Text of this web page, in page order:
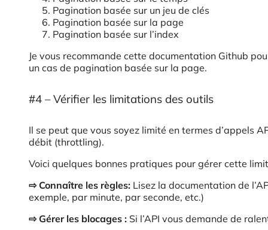
Pagination basée sur un jeu de clés
Pagination basée sur la page
Pagination basée sur l’index
Je vous recommande cette documentation Github
un cas de pagination basée sur la page.
#4 – Vérifier les limitations des outils
Il se peut que vous soyez limité en termes d’appels
débit (throttling).
Voici quelques bonnes pratiques pour gérer cette
⇨ Connaître les règles: Lisez la documentation de
exemple, par minute, par seconde, etc.)
⇨ Gérer les blocages : Si l’API vous demande de